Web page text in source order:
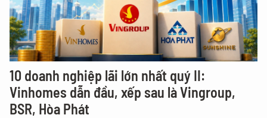
10 doanh nghiệp lãi lớn nhất quý II:
Vinhomes dẫn đầu, xếp sau là Vingroup,
BSR, Hòa Phát